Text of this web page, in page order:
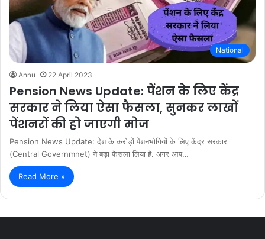
National
Annu 22 April 2023
Pension News Update: पेंशन के लिए केंद्र
सरकार ने लिया ऐसा फैसला, सुनकर लाखों
पेंशनरों की हो जाएगी मोज
Pension News Update: देश के करोड़ों पेंशनभोगियों के लिए केंद्र सरकार
(Central Governmnet) ने बड़ा फैसला लिया है. अगर आप…
Read More »